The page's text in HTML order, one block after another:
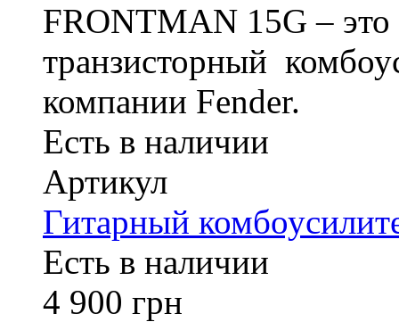
FRONTMAN 15G – это
транзисторный
компании Fender.
Есть в наличии
Артикул
Гитарный
Есть в наличии
4 900 грн